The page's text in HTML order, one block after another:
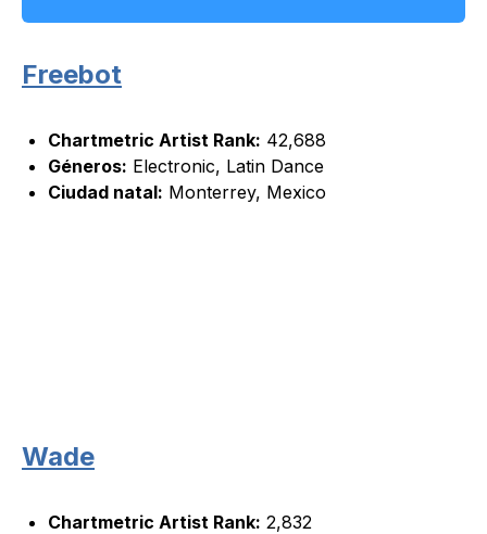
Freebot
Chartmetric Artist Rank: 42,688
Géneros: Electronic, Latin Dance
Ciudad natal: Monterrey, Mexico
Wade
Chartmetric Artist Rank: 2,832